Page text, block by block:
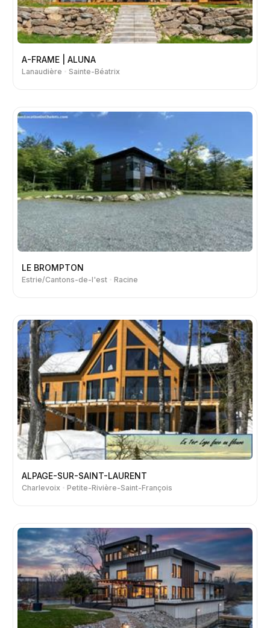
A-FRAME | ALUNA
Lanaudière Sainte-Béatrix
LE BROMPTON
Estrie/Cantons-de-l'est Racine
ALPAGE-SUR-SAINT-LAURENT
Charlevoix Petite-Rivière-Saint-François